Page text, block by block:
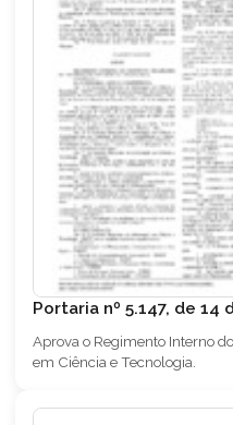
Portaria nº 5.147, de 14
Aprova o Regimento Interno
em Ciência e Tecnologia.